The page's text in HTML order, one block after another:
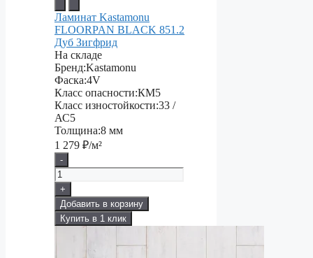
Ламинат Kastamonu
FLOORPAN BLACK 851.2
Дуб Зигфрид
На складе
Бренд:Kastamonu
Фаска:4V
Класс опасности:КМ5
Класс изностойкости:33 /
АС5
Толщина:8 мм
1 279 ₽/м²
-
+
Добавить в корзину
Купить в 1 клик